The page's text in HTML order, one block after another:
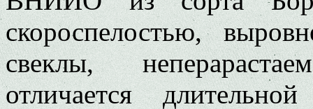
скороспелостью,
свеклы,
отличается